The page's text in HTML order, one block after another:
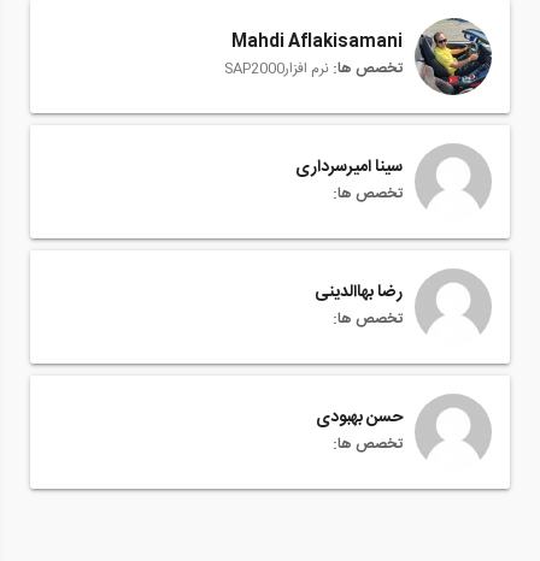
Mahdi Aflakisamani
تخصص ها: نرم افزارSAP2000
سینا امیرسرداری
تخصص ها:
رضا بهاالدینی
تخصص ها:
حسن بهبودی
تخصص ها: